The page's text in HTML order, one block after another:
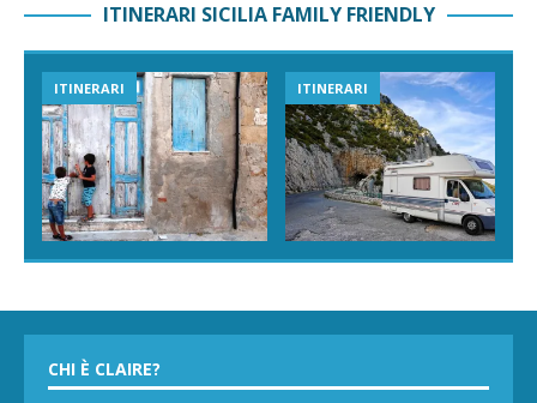
ITINERARI SICILIA FAMILY FRIENDLY
ITINERARI ITINERARI
CHI È CLAIRE?